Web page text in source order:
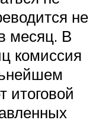
не
месяц. В
комиссия
итоговой